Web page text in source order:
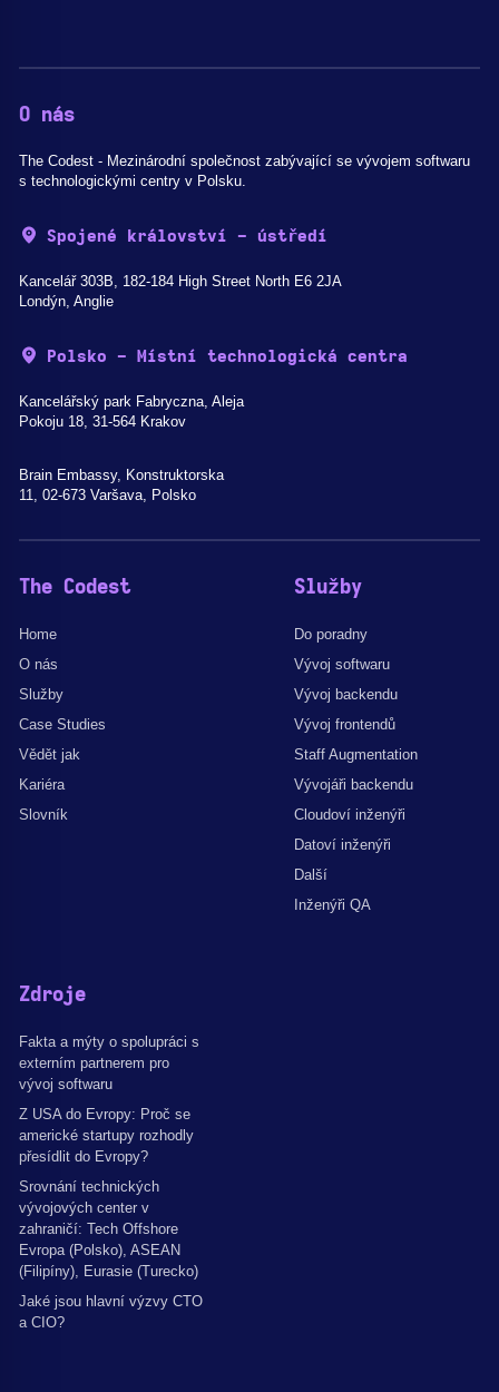
O nás
The Codest - Mezinárodní společnost zabývající se vývojem softwaru
s technologickými centry v Polsku.
Spojené království - ústředí
Kancelář 303B, 182-184 High Street North E6 2JA
Londýn, Anglie
Polsko - Místní technologická centra
Kancelářský park Fabryczna, Aleja
Pokoju 18, 31-564 Krakov
Brain Embassy, Konstruktorska
11, 02-673 Varšava, Polsko
The Codest
Home
O nás
Služby
Case Studies
Vědět jak
Kariéra
Slovník
Služby
Do poradny
Vývoj softwaru
Vývoj backendu
Vývoj frontendů
Staff Augmentation
Vývojáři backendu
Cloudoví inženýři
Datoví inženýři
Další
Inženýři QA
Zdroje
Fakta a mýty o spolupráci s
externím partnerem pro
vývoj softwaru
Z USA do Evropy: Proč se
americké startupy rozhodly
přesídlit do Evropy?
Srovnání technických
vývojových center v
zahraničí: Tech Offshore
Evropa (Polsko), ASEAN
(Filipíny), Eurasie (Turecko)
Jaké jsou hlavní výzvy CTO
a CIO?